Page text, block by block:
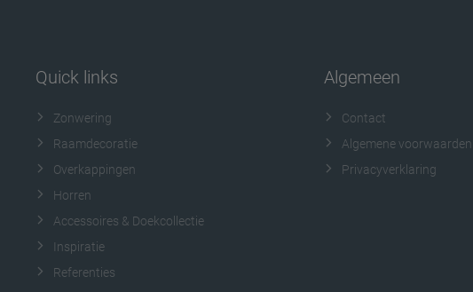
Quick links
Zonwering
Raamdecoratie
Overkappingen
Horren
Accessoires & Doekcollectie
Inspiratie
Referenties
Algemeen
Contact
Algemene voorwaarden
Privacyverklaring